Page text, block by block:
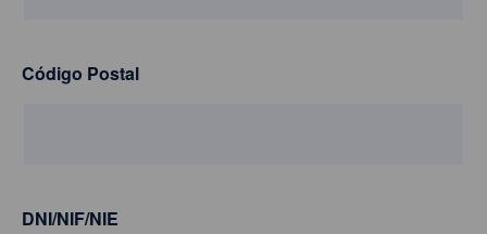
Código Postal
DNI/NIF/NIE